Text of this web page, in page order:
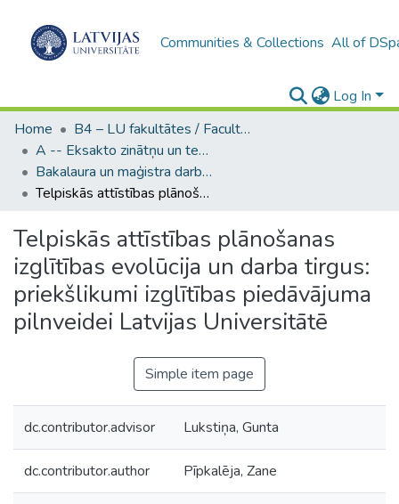
Communities & Collections All of
Log In
Home
B4 – LU fakultātes / Faculties of the UL
A -- Eksakto zinātņu un tehnoloģiju fakultāte / Faculty of Science and Technology
Bakalaura un maģistra darbi (EZTF) / Bachelor's and Master's theses
Telpiskās attīstības plānošanas izglītības evolūcija un darba tirgus: priekšlikumi izglītības piedāvājuma pilnveidei Latvijas Universitātē
Telpiskās attīstības plānošanas
izglītības evolūcija un darba tirgus:
priekšlikumi izglītības piedāvājuma
pilnveidei Latvijas Universitātē
Simple item page
dc.contributor.advisor Lukstiņa, Gunta
dc.contributor.author Pīpkalēja, Zane